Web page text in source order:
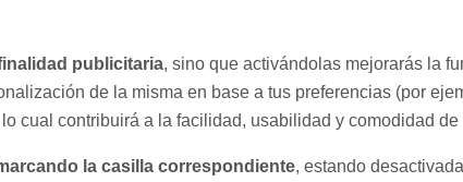
publicitaria, sino que activándolas mejorarás la
de la misma en base a tus preferencias (por
cual contribuirá a la facilidad, usabilidad y comodidad
la casilla correspondiente, estando